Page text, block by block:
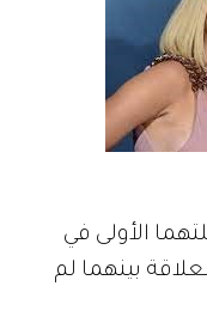
الأولى في
ولكن العلاقة بينهما لم